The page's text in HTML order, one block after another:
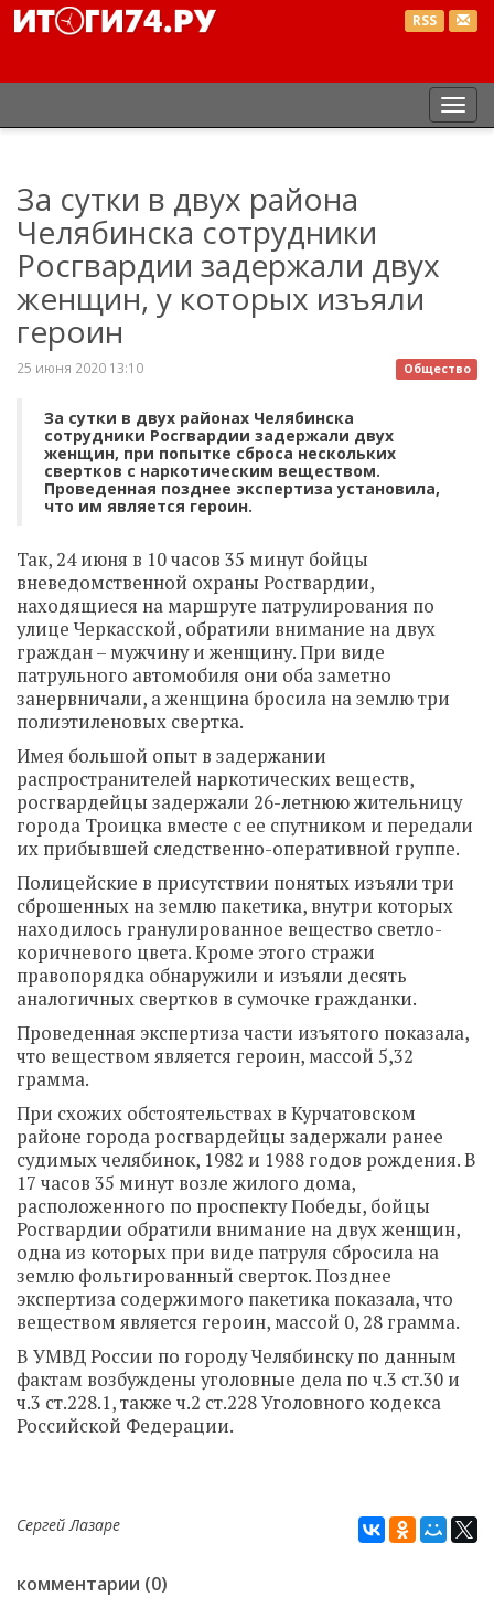
RSS
За сутки в двух района
Челябинска сотрудники
Росгвардии задержали двух
женщин, у которых изъяли
героин
Общество
25 июня 2020 13:10
За сутки в двух районах Челябинска
сотрудники Росгвардии задержали двух
женщин, при попытке сброса нескольких
свертков с наркотическим веществом.
Проведенная позднее экспертиза установила,
что им является героин.
Так, 24 июня в 10 часов 35 минут бойцы
вневедомственной охраны Росгвардии,
находящиеся на маршруте патрулирования по
улице Черкасской, обратили внимание на двух
граждан – мужчину и женщину. При виде
патрульного автомобиля они оба заметно
занервничали, а женщина бросила на землю три
полиэтиленовых свертка.
Имея большой опыт в задержании
распространителей наркотических веществ,
росгвардейцы задержали 26-летнюю жительницу
города Троицка вместе с ее спутником и передали
их прибывшей следственно-оперативной группе.
Полицейские в присутствии понятых изъяли три
сброшенных на землю пакетика, внутри которых
находилось гранулированное вещество светло-
коричневого цвета. Кроме этого стражи
правопорядка обнаружили и изъяли десять
аналогичных свертков в сумочке гражданки.
Проведенная экспертиза части изъятого показала,
что веществом является героин, массой 5,32
грамма.
При схожих обстоятельствах в Курчатовском
районе города росгвардейцы задержали ранее
судимых челябинок, 1982 и 1988 годов рождения. В
17 часов 35 минут возле жилого дома,
расположенного по проспекту Победы, бойцы
Росгвардии обратили внимание на двух женщин,
одна из которых при виде патруля сбросила на
землю фольгированный сверток. Позднее
экспертиза содержимого пакетика показала, что
веществом является героин, массой 0, 28 грамма.
В УМВД России по городу Челябинску по данным
фактам возбуждены уголовные дела по ч.3 ст.30 и
ч.3 ст.228.1, также ч.2 ст.228 Уголовного кодекса
Российской Федерации.
Сергей Лазаре
комментарии (0)